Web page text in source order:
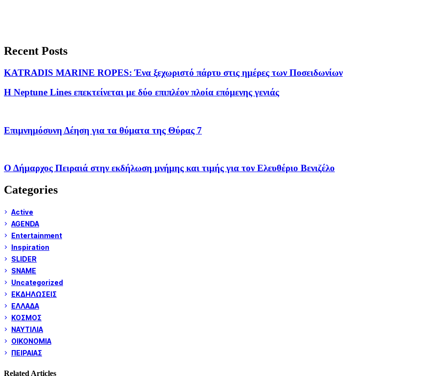
Recent Posts
KATRADIS MARINE ROPES: Ένα ξεχωριστό πάρτυ στις ημέρες των Ποσειδωνίων
Η Neptune Lines επεκτείνεται με δύο επιπλέον πλοία επόμενης γενιάς
Επιμνημόσυνη Δέηση για τα θύματα της Θύρας 7
Ο Δήμαρχος Πειραιά στην εκδήλωση μνήμης και τιμής για τον Ελευθέριο Βενιζέλο
Categories
Active
AGENDA
Entertainment
Inspiration
SLIDER
SNAME
Uncategorized
ΕΚΔΗΛΩΣΕΙΣ
ΕΛΛΑΔΑ
ΚΟΣΜΟΣ
ΝΑΥΤΙΛΙΑ
ΟΙΚΟΝΟΜΙΑ
ΠΕΙΡΑΙΑΣ
Related Articles